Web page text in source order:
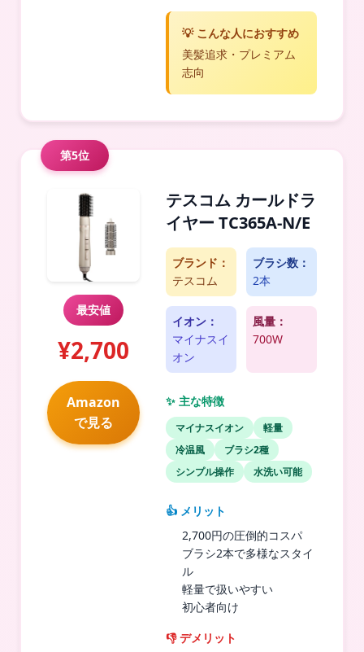
💡 こんな人におすすめ
美髪追求・プレミアム
志向
第5位
最安値
¥2,700
Amazon
で見る
テスコム カールドラ
イヤー TC365A-N/E
ブランド：
テスコム
ブラシ数：
2本
イオン：
マイナスイ
オン
風量：
700W
✨ 主な特徴
マイナスイオン
軽量
冷温風
ブラシ2種
シンプル操作
水洗い可能
👍 メリット
2,700円の圧倒的コスパ
ブラシ2本で多様なスタイ
ル
軽量で扱いやすい
初心者向け
👎 デメリット